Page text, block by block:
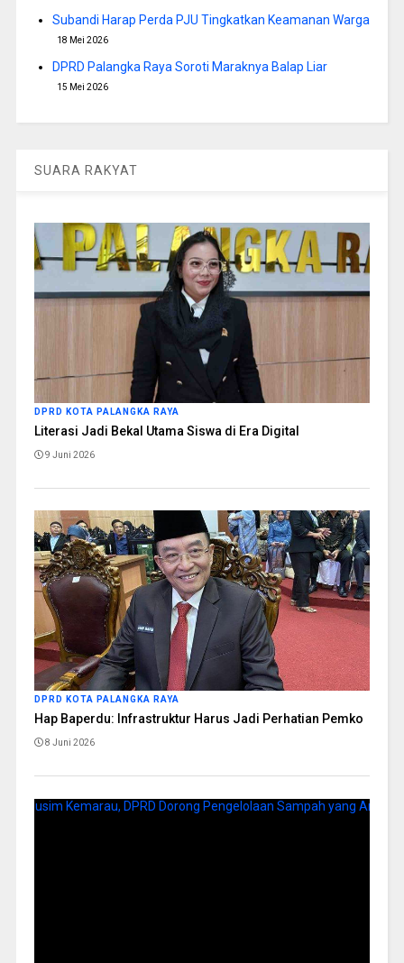
Subandi Harap Perda PJU Tingkatkan Keamanan Warga
18 Mei 2026
DPRD Palangka Raya Soroti Maraknya Balap Liar
15 Mei 2026
SUARA RAKYAT
DPRD KOTA PALANGKA RAYA
Literasi Jadi Bekal Utama Siswa di Era Digital
9 Juni 2026
DPRD KOTA PALANGKA RAYA
Hap Baperdu: Infrastruktur Harus Jadi Perhatian Pemko
8 Juni 2026